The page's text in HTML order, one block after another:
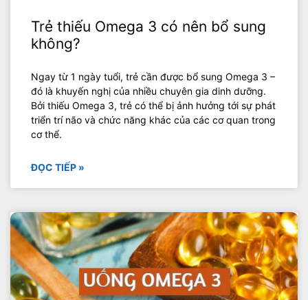
Trẻ thiếu Omega 3 có nên bổ sung
không?
Ngay từ 1 ngày tuổi, trẻ cần được bổ sung Omega 3 –
đó là khuyến nghị của nhiều chuyên gia dinh dưỡng.
Bởi thiếu Omega 3, trẻ có thể bị ảnh hưởng tới sự phát
triển trí não và chức năng khác của các cơ quan trong
cơ thể.
ĐỌC TIẾP »